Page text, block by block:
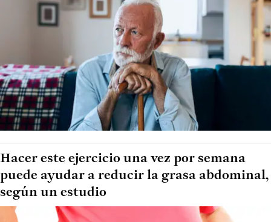
Hacer este ejercicio una vez por semana
puede ayudar a reducir la grasa abdominal,
según un estudio